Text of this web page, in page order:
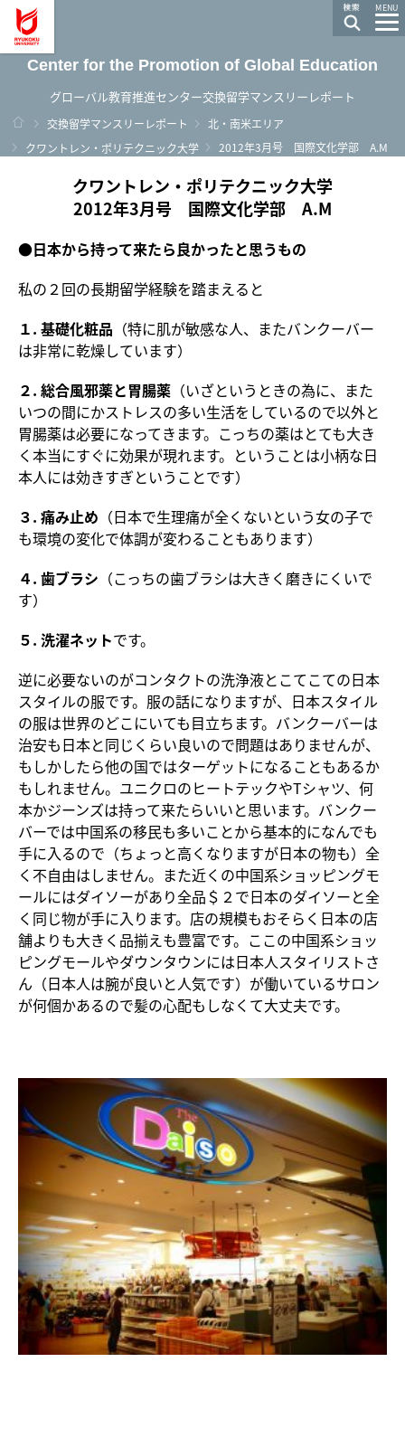
MENU
Center for the Promotion of Global Education
グローバル教育推進センター交換留学マンスリーレポート
ホーム
交換留学マンスリーレポート
北・南米エリア
クワントレン・ポリテクニック大学
2012年3月号 国際文化学部 A.M
クワントレン・ポリテクニック大学
2012年3月号 国際文化学部 A.M
●日本から持って来たら良かったと思うもの
私の２回の長期留学経験を踏まえると
１. 基礎化粧品 （特に肌が敏感な人、またバンクーバー
は非常に乾燥しています）
２. 総合風邪薬と胃腸薬 （いざというときの為に、また
いつの間にかストレスの多い生活をしているので以外と
胃腸薬は必要になってきます。こっちの薬はとても大き
く本当にすぐに効果が現れます。ということは小柄な日
本人には効きすぎということです）
３. 痛み止め （日本で生理痛が全くないという女の子で
も環境の変化で体調が変わることもあります）
４. 歯ブラシ （こっちの歯ブラシは大きく磨きにくいで
す）
５. 洗濯ネットです。
逆に必要ないのがコンタクトの洗浄液とこてこての日本
スタイルの服です。服の話になりますが、日本スタイル
の服は世界のどこにいても目立ちます。バンクーバーは
治安も日本と同じくらい良いので問題はありませんが、
もしかしたら他の国ではターゲットになることもあるか
もしれません。ユニクロのヒートテックやTシャツ、何
本かジーンズは持って来たらいいと思います。バンクー
バーでは中国系の移民も多いことから基本的になんでも
手に入るので（ちょっと高くなりますが日本の物も）全
く不自由はしません。また近くの中国系ショッピングモ
ールにはダイソーがあり全品＄２で日本のダイソーと全
く同じ物が手に入ります。店の規模もおそらく日本の店
舗よりも大きく品揃えも豊富です。ここの中国系ショッ
ピングモールやダウンタウンには日本人スタイリストさ
ん（日本人は腕が良いと人気です）が働いているサロン
が何個かあるので髪の心配もしなくて大丈夫です。